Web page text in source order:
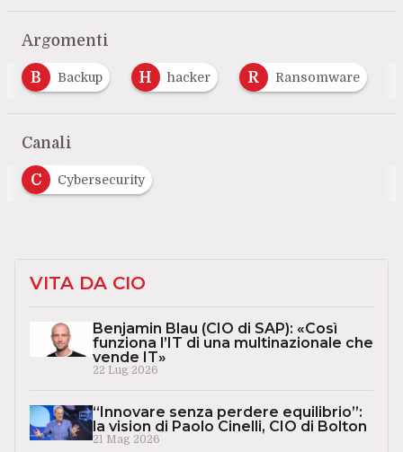
Argomenti
B Backup H hacker R Ransomware
Canali
C Cybersecurity
VITA DA CIO
Benjamin Blau (CIO di SAP): «Così
funziona l’IT di una multinazionale che
vende IT»
22 Lug 2026
“Innovare senza perdere equilibrio”:
la vision di Paolo Cinelli, CIO di Bolton
21 Mag 2026